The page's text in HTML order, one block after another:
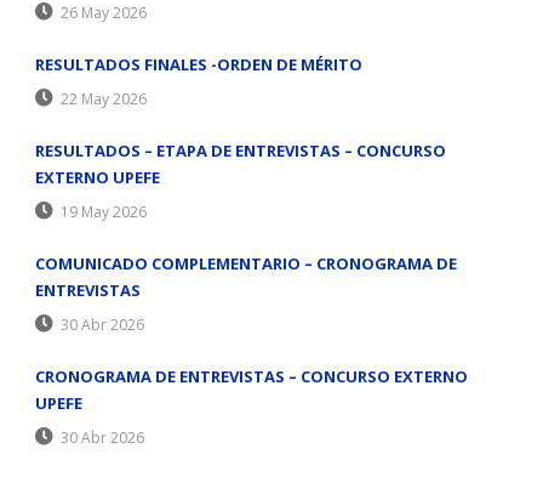
26 May 2026
RESULTADOS FINALES -ORDEN DE MÉRITO
22 May 2026
RESULTADOS – ETAPA DE ENTREVISTAS – CONCURSO
EXTERNO UPEFE
19 May 2026
COMUNICADO COMPLEMENTARIO – CRONOGRAMA DE
ENTREVISTAS
30 Abr 2026
CRONOGRAMA DE ENTREVISTAS – CONCURSO EXTERNO
UPEFE
30 Abr 2026